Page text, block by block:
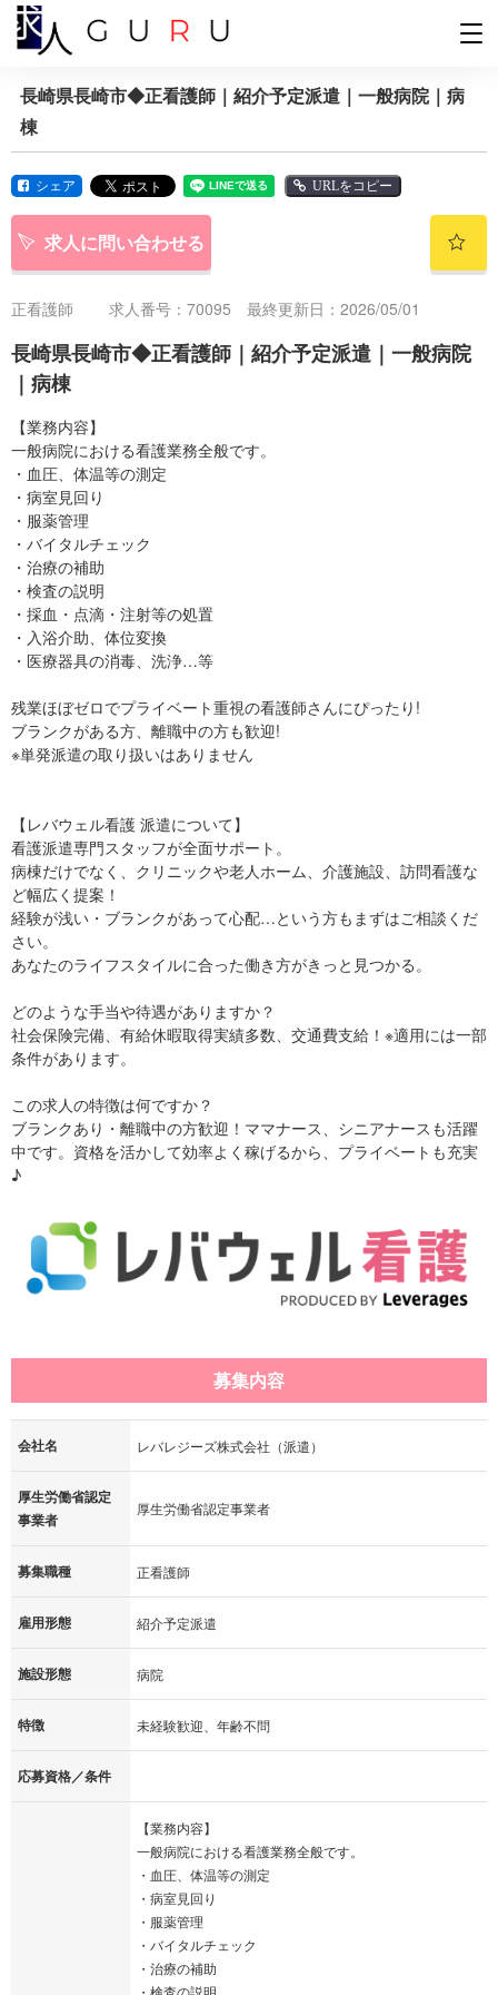
長崎県長崎市◆正看護師｜紹介予定派遣｜一般病院｜病
棟
シェア URLをコピー
求人に問い合わせる
正看護師 求人番号：70095 最終更新日：2026/05/01
長崎県長崎市◆正看護師｜紹介予定派遣｜一般病院
｜病棟
【業務内容】
一般病院における看護業務全般です。
・血圧、体温等の測定
・病室見回り
・服薬管理
・バイタルチェック
・治療の補助
・検査の説明
・採血・点滴・注射等の処置
・入浴介助、体位変換
・医療器具の消毒、洗浄…等
残業ほぼゼロでプライベート重視の看護師さんにぴったり!
ブランクがある方、離職中の方も歓迎!
※単発派遣の取り扱いはありません
【レバウェル看護 派遣について】
看護派遣専門スタッフが全面サポート。
病棟だけでなく、クリニックや老人ホーム、介護施設、訪問看護な
ど幅広く提案！
経験が浅い・ブランクがあって心配…という方もまずはご相談くだ
さい。
あなたのライフスタイルに合った働き方がきっと見つかる。
どのような手当や待遇がありますか？
社会保険完備、有給休暇取得実績多数、交通費支給！※適用には一部
条件があります。
この求人の特徴は何ですか？
ブランクあり・離職中の方歓迎！ママナース、シニアナースも活躍
中です。資格を活かして効率よく稼げるから、プライベートも充実
♪
募集内容
会社名 レバレジーズ株式会社（派遣）
厚生労働省認定
事業者
厚生労働省認定事業者
募集職種 正看護師
雇用形態 紹介予定派遣
施設形態 病院
特徴 未経験歓迎、年齢不問
応募資格／条件
【業務内容】
一般病院における看護業務全般です。
・血圧、体温等の測定
・病室見回り
・服薬管理
・バイタルチェック
・治療の補助
・検査の説明